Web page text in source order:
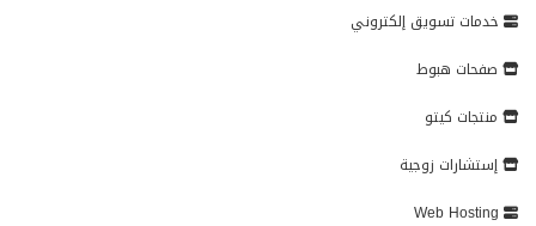
خدمات تسويق إلكتروني
صفحات هبوط
منتجات كيتو
إستشارات زوجية